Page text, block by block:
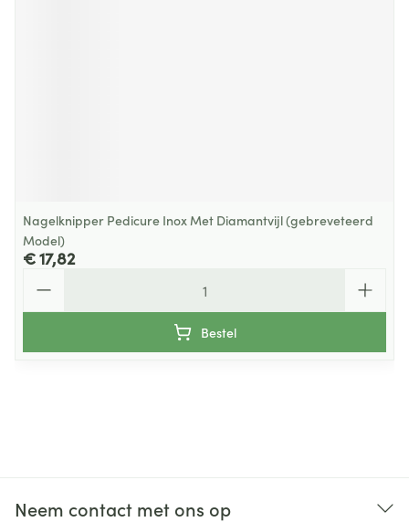
Nagelknipper Pedicure Inox Met Diamantvijl (gebreveteerd
Model)
€ 17,82
Bestel
Neem contact met ons op